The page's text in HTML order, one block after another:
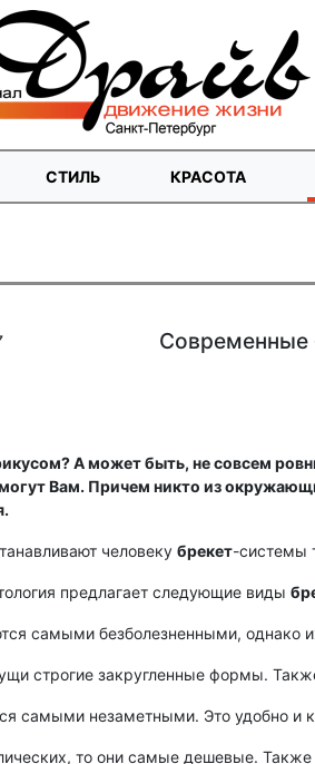
СТИЛЬ КРАСОТА
Современные
А может быть, не совсем
Вам. Причем никто из
человеку брекет-системы
предлагает следующие виды
самыми безболезненными, однако
строгие закругленные формы.
самыми незаметными. Это удобно и
то они самые дешевые.